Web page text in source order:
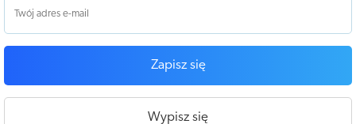
Zapisz się
Wypisz się